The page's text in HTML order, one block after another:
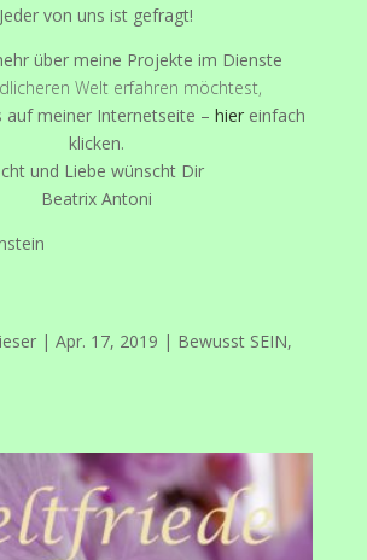
Jeder von uns ist gefragt!
über meine Projekte im Dienste
Welt erfahren möchtest,
auf meiner Internetseite –hier einfach
klicken.
und Liebe wünscht Dir
Beatrix Antoni
| Apr. 17, 2019 | Bewusst SEIN,